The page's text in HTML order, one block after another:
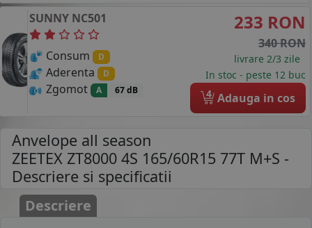
SUNNY NC501
Consum D
Aderenta D
Zgomot A 67 dB
233 RON
340 RON
livrare 2/3 zile
In stoc - peste 12 buc
4 Adauga in cos
Anvelope all season
ZEETEX ZT8000 4S 165/60R15 77T M+S -
Descriere si specificatii
Descriere